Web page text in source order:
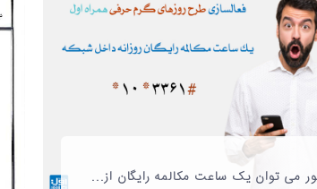
می توان یک ساعت مکالمه رایگان از...